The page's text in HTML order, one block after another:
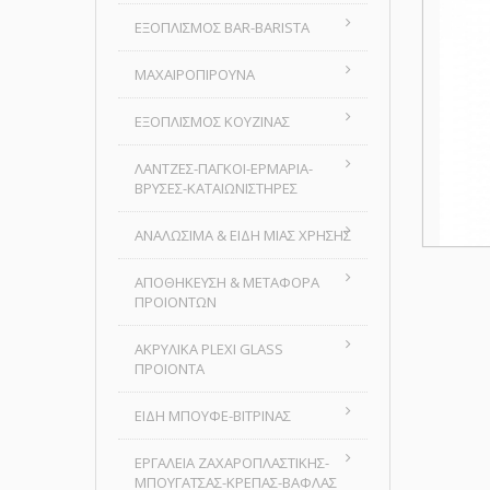
ΕΞΟΠΛΙΣΜΟΣ BAR-BARISTA
ΜΑΧΑΙΡΟΠΙΡΟΥΝΑ
ΕΞΟΠΛΙΣΜΟΣ ΚΟΥΖΙΝΑΣ
ΛΑΝΤΖΕΣ-ΠΑΓΚΟΙ-ΕΡΜΑΡΙΑ-
ΒΡΥΣΕΣ-ΚΑΤΑΙΩΝΙΣΤΗΡΕΣ
ΑΝΑΛΩΣΙΜΑ & ΕΙΔΗ ΜΙΑΣ ΧΡΗΣΗΣ
ΑΠΟΘΗΚΕΥΣΗ & ΜΕΤΑΦΟΡΑ
ΠΡΟΙΟΝΤΩΝ
ΑΚΡΥΛΙΚΑ PLEXI GLASS
ΠΡΟΙΟΝΤΑ
ΕΙΔΗ ΜΠΟΥΦΕ-ΒΙΤΡΙΝΑΣ
ΕΡΓΑΛΕΙΑ ΖΑΧΑΡΟΠΛΑΣΤΙΚΗΣ-
ΜΠΟΥΓΑΤΣΑΣ-ΚΡΕΠΑΣ-ΒΑΦΛΑΣ